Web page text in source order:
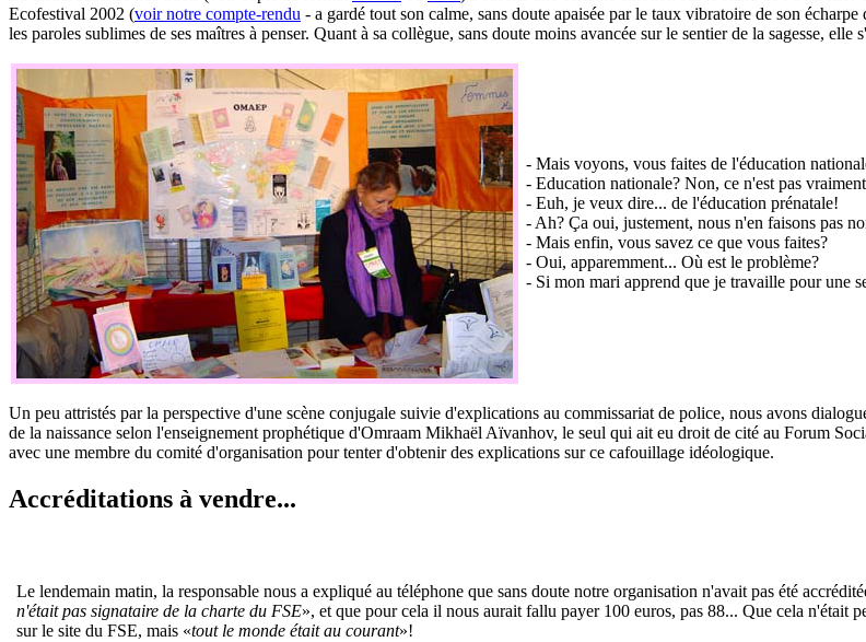
Ecofestival 2002 (voir notre compte-rendu - a gardé tout son calme, sans doute apaisée par le taux vibratoire de son
les paroles sublimes de ses maîtres à penser. Quant à sa collègue, sans doute moins avancée sur le sentier de la sagesse, elle
- Mais voyons, vous faites de l'éducation
- Education nationale? Non, ce n'est pas
- Euh, je veux dire... de l'éducation prénatale!
- Ah? Ça oui, justement, nous n'en faisons pas
- Mais enfin, vous savez ce que vous faites?
- Oui, apparemment... Où est le problème?
- Si mon mari apprend que je travaille pour une
Un peu attristés par la perspective d'une scène conjugale suivie d'explications au commissariat de police, nous avons
de la naissance selon l'enseignement prophétique d'Omraam Mikhaël Aïvanhov, le seul qui ait eu droit de cité au Forum
avec une membre du comité d'organisation pour tenter d'obtenir des explications sur ce cafouillage idéologique.
Accréditations à vendre...
Le lendemain matin, la responsable nous a expliqué au téléphone que sans doute notre organisation n'avait pas été
n'était pas signataire de la charte du FSE», et que pour cela il nous aurait fallu payer 100 euros, pas 88... Que cela n'était
sur le site du FSE, mais «tout le monde était au courant»!